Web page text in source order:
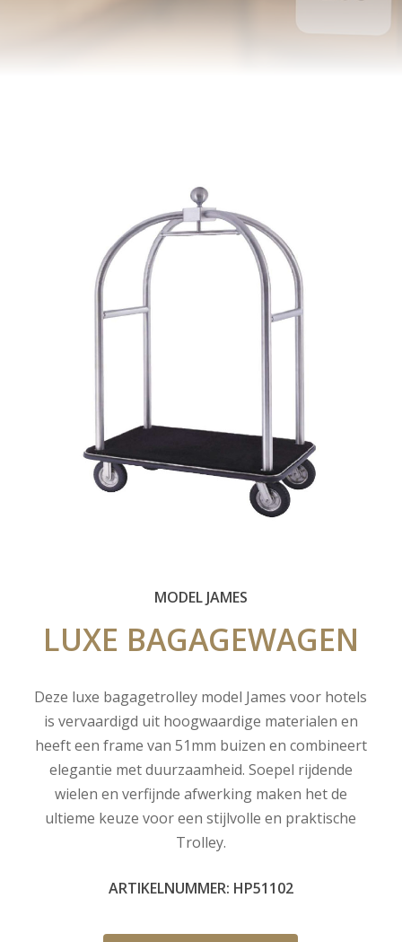
MODEL JAMES
LUXE BAGAGEWAGEN
Deze luxe bagagetrolley model James voor hotels
is vervaardigd uit hoogwaardige materialen en
heeft een frame van 51mm buizen en combineert
elegantie met duurzaamheid. Soepel rijdende
wielen en verfijnde afwerking maken het de
ultieme keuze voor een stijlvolle en praktische
Trolley.
ARTIKELNUMMER: HP51102